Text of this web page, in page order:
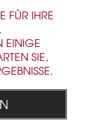
FÜR IHRE
EINIGE
SIE,